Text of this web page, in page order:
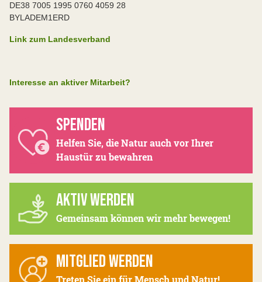
DE38 7005 1995 0760 4059 28
BYLADEM1ERD
Link zum Landesverband
Interesse an aktiver Mitarbeit?
SPENDEN
Helfen Sie, die Natur auch vor Ihrer
Haustür zu bewahren
AKTIV WERDEN
Gemeinsam können wir mehr bewegen!
MITGLIED WERDEN
Treten Sie ein für Mensch und Natur!